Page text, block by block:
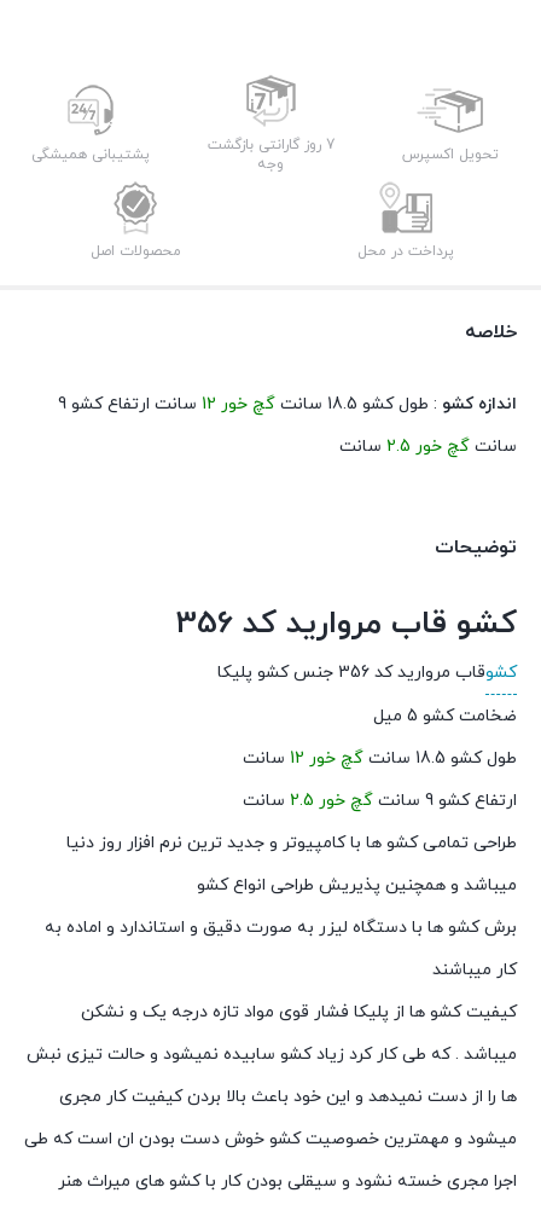
تحویل اکسپرس
7 روز گارانتی بازگشت
وجه
پشتیبانی همیشگی
پرداخت در محل محصولات اصل
خلاصه
اندازه کشو : طول کشو 18.5 سانت گچ خور 12
سانت ارتفاع کشو 9
سانت گچ خور 2.5 سانت
توضیحات
کشو قاب مروارید کد 356
کشوقاب مروارید کد 356 جنس کشو پلیکا
ضخامت کشو 5 میل
طول کشو 18.5 سانت
گچ خور 12
سانت
ارتفاع کشو 9 سانت
گچ خور 2.5
سانت
طراحی تمامی کشو ها با کامپیوتر و جدید ترین نرم افزار روز دنیا
میباشد و همچنین پذیریش طراحی انواع کشو
برش کشو ها با دستگاه لیزر به صورت دقیق و استاندارد و اماده به
کار میباشند
کیفیت کشو ها از پلیکا فشار قوی مواد تازه درجه یک و نشکن
میباشد . که طی کار کرد زیاد کشو سابیده نمیشود و حالت تیزی نبش
ها را از دست نمیدهد و این خود باعث بالا بردن کیفیت کار مجری
میشود و مهمترین خصوصیت کشو خوش دست بودن ان است که طی
اجرا مجری خسته نشود و سیقلی بودن کار با کشو های میراث هنر